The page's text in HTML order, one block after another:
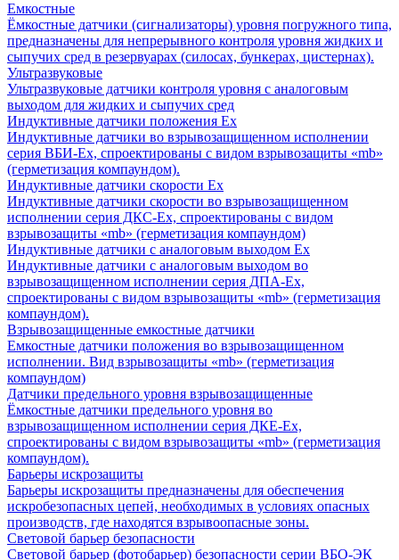
Емкостные
Ёмкостные датчики (сигнализаторы) уровня погружного типа,
предназначены для непрерывного контроля уровня жидких и
сыпучих сред в резервуарах (силосах, бункерах, цистернах).
Ультразвуковые
Ультразвуковые датчики контроля уровня с аналоговым
выходом для жидких и сыпучих сред
Индуктивные датчики положения Ех
Индуктивные датчики во взрывозащищенном исполнении
серия ВБИ-Ех, спроектированы с видом взрывозащиты «mb»
(герметизация компаундом).
Индуктивные датчики скорости Ех
Индуктивные датчики скорости во взрывозащищенном
исполнении серия ДКС-Ех, спроектированы с видом
взрывозащиты «mb» (герметизация компаундом)
Индуктивные датчики с аналоговым выходом Ех
Индуктивные датчики с аналоговым выходом во
взрывозащищенном исполнении серия ДПА-Ех,
спроектированы с видом взрывозащиты «mb» (герметизация
компаундом).
Взрывозащищенные емкостные датчики
Емкостные датчики положения во взрывозащищенном
исполнении. Вид взрывозащиты «mb» (герметизация
компаундом)
Датчики предельного уровня взрывозащищенные
Ёмкостные датчики предельного уровня во
взрывозащищенном исполнении серия ДКЕ-Ех,
спроектированы с видом взрывозащиты «mb» (герметизация
компаундом).
Барьеры искрозащиты
Барьеры искрозащиты предназначены для обеспечения
искробезопасных цепей, необходимых в условиях опасных
производств, где находятся взрывоопасные зоны.
Световой барьер безопасности
Световой барьер (фотобарьер) безопасности серии ВБО-ЭК